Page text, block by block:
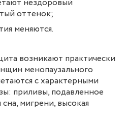
нездоровый
оттенок;
меняются.
возникают практически
менопаузального
с характерными
приливы, подавленное
мигрени, высокая